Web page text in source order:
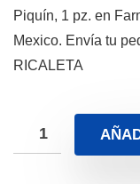
Piquín, 1 pz. en
Mexico. Envía tu
RICALETA